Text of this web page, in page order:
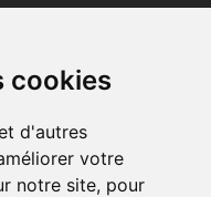
cookies
d'autres
votre
notre site, pour